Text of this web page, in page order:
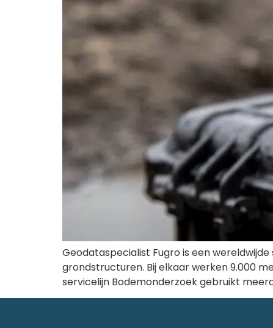
Geodataspecialist Fugro is een
grondstructuren. Bij elkaar werken 9.000
servicelijn Bodemonderzoek gebruikt